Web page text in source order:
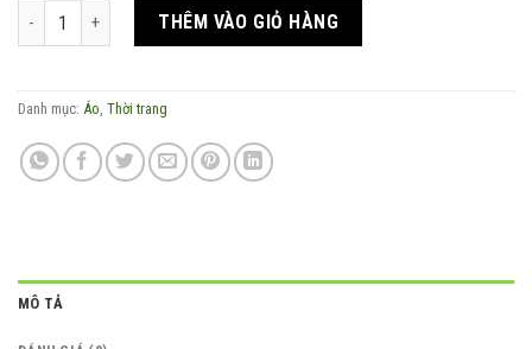
Áo chần bông dáng ngắn Niên Hoa số lượng
THÊM VÀO GIỎ HÀNG
Danh mục: Áo, Thời trang
MÔ TẢ